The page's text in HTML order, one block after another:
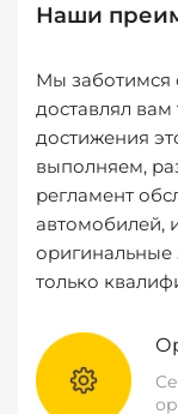
Наши
Мы заботимся
доставлял вам
достижения
выполняем,
регламент
автомобилей,
оригинальные
только